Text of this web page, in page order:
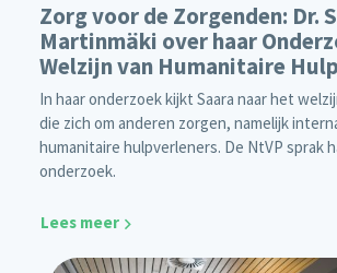
Zorg voor de Zorgenden: Dr.
Martinmäki over haar
Welzijn van Humanitaire
In haar onderzoek kijkt Saara naar het
die zich om anderen zorgen, namelijk
humanitaire hulpverleners. De NtVP sprak
onderzoek.
Lees meer